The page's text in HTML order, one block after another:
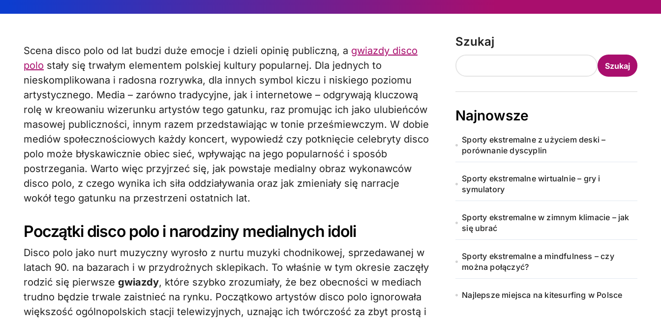
Scena disco polo od lat budzi duże emocje i dzieli opinię publiczną, a gwiazdy disco
polo stały się trwałym elementem polskiej kultury popularnej. Dla jednych to
nieskomplikowana i radosna rozrywka, dla innych symbol kiczu i niskiego poziomu
artystycznego. Media – zarówno tradycyjne, jak i internetowe – odgrywają kluczową
rolę w kreowaniu wizerunku artystów tego gatunku, raz promując ich jako ulubieńców
masowej publiczności, innym razem przedstawiając w tonie prześmiewczym. W dobie
mediów społecznościowych każdy koncert, wypowiedź czy potknięcie celebryty disco
polo może błyskawicznie obiec sieć, wpływając na jego popularność i sposób
postrzegania. Warto więc przyjrzeć się, jak powstaje medialny obraz wykonawców
disco polo, z czego wynika ich siła oddziaływania oraz jak zmieniały się narracje
wokół tego gatunku na przestrzeni ostatnich lat.
Początki disco polo i narodziny medialnych idoli
Disco polo jako nurt muzyczny wyrosło z nurtu muzyki chodnikowej, sprzedawanej w
latach 90. na bazarach i w przydrożnych sklepikach. To właśnie w tym okresie zaczęły
rodzić się pierwsze gwiazdy, które szybko zrozumiały, że bez obecności w mediach
trudno będzie trwale zaistnieć na rynku. Początkowo artystów disco polo ignorowała
większość ogólnopolskich stacji telewizyjnych, uznając ich twórczość za zbyt prostą i
Szukaj
Szukaj
Najnowsze
Sporty ekstremalne z użyciem deski –
porównanie dyscyplin
Sporty ekstremalne wirtualnie – gry i
symulatory
Sporty ekstremalne w zimnym klimacie – jak
się ubrać
Sporty ekstremalne a mindfulness – czy
można połączyć?
Najlepsze miejsca na kitesurfing w Polsce